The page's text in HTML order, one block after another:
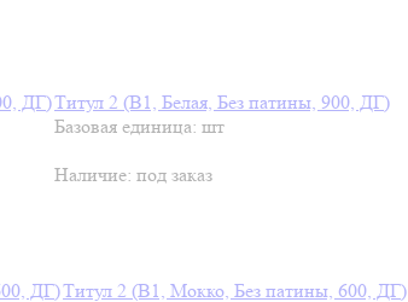
Титул 2 (В1, Белая, Без патины, 900, ДГ)
Базовая единица: шт
Наличие: под заказ
Титул 2 (В1, Мокко, Без патины, 600, ДГ)